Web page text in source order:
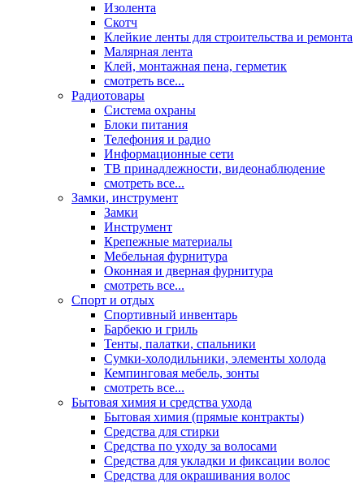
Изолента
Скотч
Клейкие ленты для строительства и ремонта
Малярная лента
Клей, монтажная пена, герметик
смотреть все...
Радиотовары
Система охраны
Блоки питания
Телефония и радио
Информационные сети
ТВ принадлежности, видеонаблюдение
смотреть все...
Замки, инструмент
Замки
Инструмент
Крепежные материалы
Мебельная фурнитура
Оконная и дверная фурнитура
смотреть все...
Спорт и отдых
Спортивный инвентарь
Барбекю и гриль
Тенты, палатки, спальники
Сумки-холодильники, элементы холода
Кемпинговая мебель, зонты
смотреть все...
Бытовая химия и средства ухода
Бытовая химия (прямые контракты)
Средства для стирки
Средства по уходу за волосами
Средства для укладки и фиксации волос
Средства для окрашивания волос